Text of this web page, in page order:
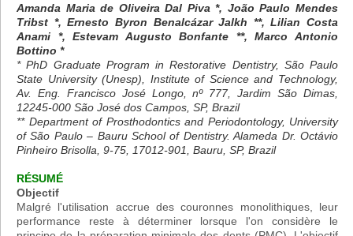
Amanda Maria de Oliveira Dal Piva *, João Paulo Mendes
Tribst *, Ernesto Byron Benalcázar Jalkh **, Lilian Costa
Anami *, Estevam Augusto Bonfante **, Marco Antonio
Bottino *
* PhD Graduate Program in Restorative Dentistry, São Paulo
State University (Unesp), Institute of Science and Technology,
Av. Eng. Francisco José Longo, nº 777, Jardim São Dimas,
12245-000 São José dos Campos, SP, Brazil
** Department of Prosthodontics and Periodontology, University
of São Paulo – Bauru School of Dentistry. Alameda Dr. Octávio
Pinheiro Brisolla, 9-75, 17012-901, Bauru, SP, Brazil
RÉSUMÉ
Objectif
Malgré l'utilisation accrue des couronnes monolithiques, leur
performance reste à déterminer lorsque l'on considère le